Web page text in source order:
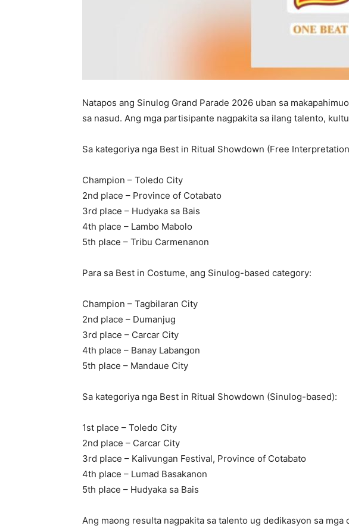
Natapos ang Sinulog Grand Parade 2026 uban sa
sa nasud. Ang mga partisipante nagpakita sa ilang talento,
Sa kategoriya nga Best in Ritual Showdown (Free
Champion – Toledo City
2nd place – Province of Cotabato
3rd place – Hudyaka sa Bais
4th place – Lambo Mabolo
5th place – Tribu Carmenanon
Para sa Best in Costume, ang Sinulog-based category:
Champion – Tagbilaran City
2nd place – Dumanjug
3rd place – Carcar City
4th place – Banay Labangon
5th place – Mandaue City
Sa kategoriya nga Best in Ritual Showdown (Sinulog-based):
1st place – Toledo City
2nd place – Carcar City
3rd place – Kalivungan Festival, Province of Cotabato
4th place – Lumad Basakanon
5th place – Hudyaka sa Bais
Ang maong resulta nagpakita sa talento ug dedikasyon sa